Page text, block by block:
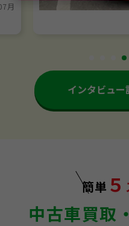
月
インタビュー
簡単 ５
中古車買取